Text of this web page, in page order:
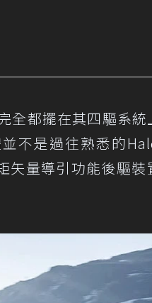
全都擺在其四驅系統
不是過往熟悉的
矢量導引功能後驅裝